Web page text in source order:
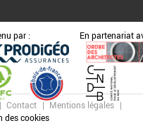
par : En partenariat
Contact
Mentions légales
des cookies